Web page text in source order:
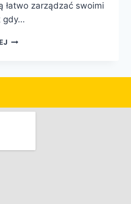
łatwo zarządzać swoimi
gdy…